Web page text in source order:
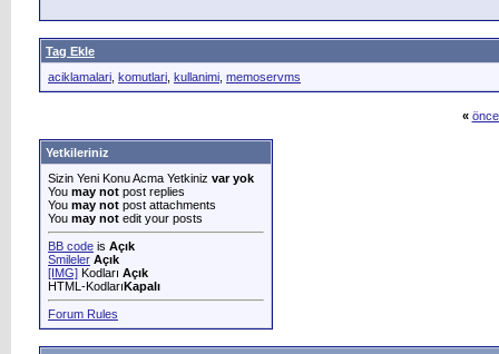
Tag Ekle
aciklamalari komutlari kullanimi memoservms
«
Yetkileriniz
Sizin Yeni Konu Acma Yetkiniz var yok
You may not post replies
You may not post attachments
You may not edit your posts
BB code is Açık
Smileler Açık
[IMG] Kodları Açık
HTML-KodlarıKapalı
Forum Rules